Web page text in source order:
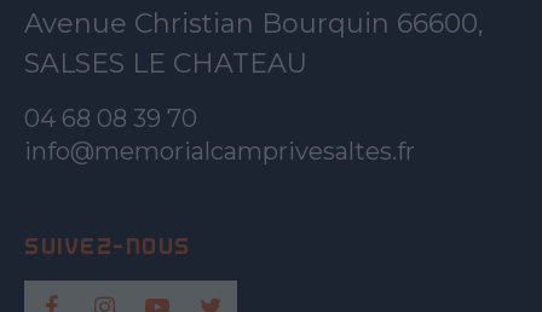
Avenue Christian Bourquin 66600,
SALSES LE CHATEAU
04 68 08 39 70
info@memorialcamprivesaltes.fr